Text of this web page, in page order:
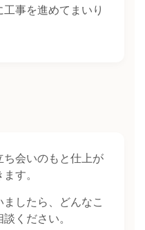
事を進めてまいり
会いのもと仕上が
す。
したら、どんなこ
ください。